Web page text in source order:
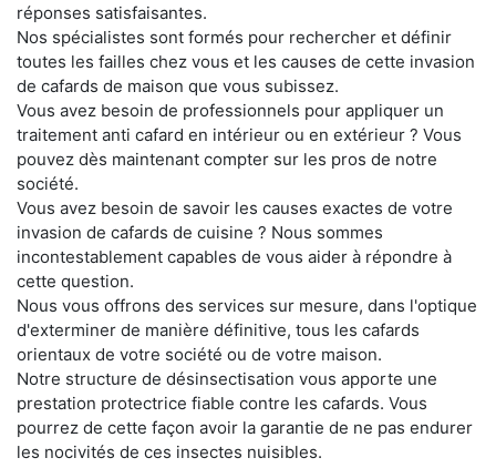
réponses satisfaisantes.
Nos spécialistes sont formés pour rechercher et définir
toutes les failles chez vous et les causes de cette invasion
de cafards de maison que vous subissez.
Vous avez besoin de professionnels pour appliquer un
traitement anti cafard en intérieur ou en extérieur ? Vous
pouvez dès maintenant compter sur les pros de notre
société.
Vous avez besoin de savoir les causes exactes de votre
invasion de cafards de cuisine ? Nous sommes
incontestablement capables de vous aider à répondre à
cette question.
Nous vous offrons des services sur mesure, dans l'optique
d'exterminer de manière définitive, tous les cafards
orientaux de votre société ou de votre maison.
Notre structure de désinsectisation vous apporte une
prestation protectrice fiable contre les cafards. Vous
pourrez de cette façon avoir la garantie de ne pas endurer
les nocivités de ces insectes nuisibles.